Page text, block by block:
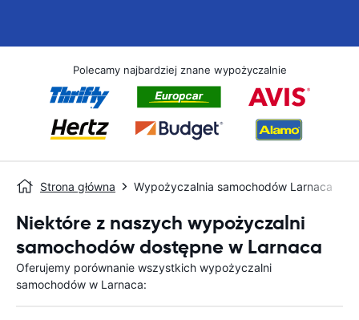
Polecamy najbardziej znane wypożyczalnie
Strona główna Wypożyczalnia samochodów Larnaca
Niektóre z naszych wypożyczalni
samochodów dostępne w Larnaca
Oferujemy porównanie wszystkich wypożyczalni
samochodów w Larnaca: